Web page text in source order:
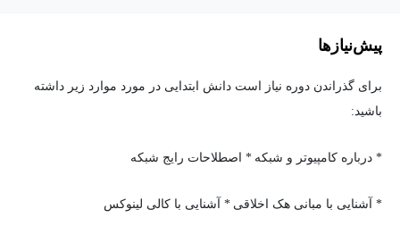
پیش‌نیاز‌ها
برای گذراندن دوره نیاز است دانش ابتدایی در مورد موارد زیر داشته
باشید:
* درباره کامپیوتر و شبکه * اصطلاحات رایج شبکه
* آشنایی با مبانی هک اخلاقی * آشنایی با کالی لینوکس